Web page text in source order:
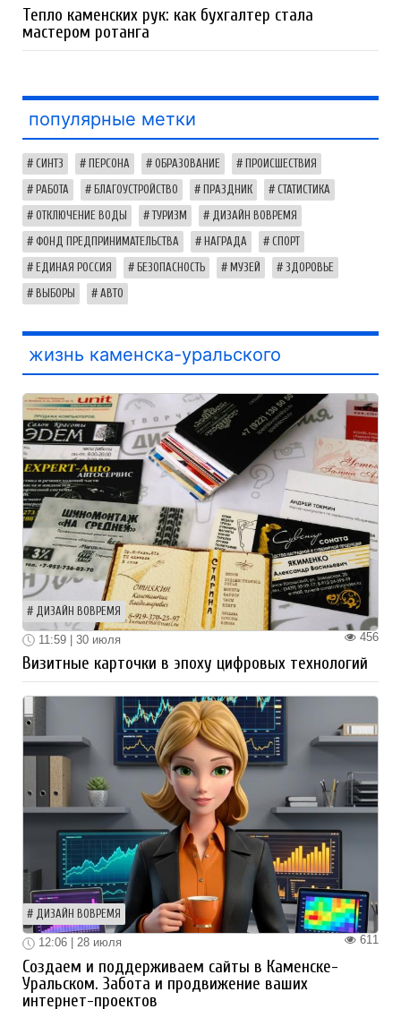
Тепло каменских рук: как бухгалтер стала
мастером ротанга
популярные метки
СИНТЗ ПЕРСОНА ОБРАЗОВАНИЕ ПРОИСШЕСТВИЯ
РАБОТА БЛАГОУСТРОЙСТВО ПРАЗДНИК СТАТИСТИКА
ОТКЛЮЧЕНИЕ ВОДЫ ТУРИЗМ ДИЗАЙН ВОВРЕМЯ
ФОНД ПРЕДПРИНИМАТЕЛЬСТВА НАГРАДА СПОРТ
ЕДИНАЯ РОССИЯ БЕЗОПАСНОСТЬ МУЗЕЙ ЗДОРОВЬЕ
ВЫБОРЫ АВТО
жизнь каменска-уральского
ДИЗАЙН ВОВРЕМЯ
456
11:59 | 30 июля
Визитные карточки в эпоху цифровых технологий
ДИЗАЙН ВОВРЕМЯ
611
12:06 | 28 июля
Создаем и поддерживаем сайты в Каменске-
Уральском. Забота и продвижение ваших
интернет-проектов